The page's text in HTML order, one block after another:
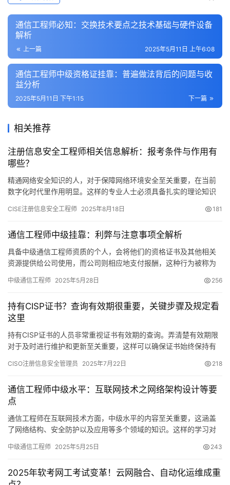
通信工程师必知：交换技术要点之技术基础与硬件设备
解析
上一篇 2025年5月11日 上午6:08
通信工程师中级资格证挂靠：普遍做法背后的问题与收
益分析
下一篇
2025年5月11日 下午1:15
相关推荐
注册信息安全工程师相关信息解析：报考条件与作用有
哪些？
精通网络安全知识的人，对于保障网络环境安全至关重要，在当前
数字化时代里作用明显。这样的专业人士必须具备扎实的理论知识
CISE注册信息安全工程师 2025年8月18日 181
通信工程师中级挂靠：利弊与注意事项全解析
具备中级通信工程师资质的个人，会将他们的资格证书及其他相关
资源提供给公司使用，而公司则相应地支付报酬，这种行为被称为
中级通信工程师 2025年5月28日 256
持有CISP证书？查询有效期很重要，关键步骤及规定看
这里
持有CISP证书的人员非常重视证书有效期的查询。弄清楚有效期限
对于及时进行维护和更新至关重要，这样可以确保证书始终保持有
CISO注册信息安全管理员 2025年7月22日 218
通信工程师中级水平：互联网技术之网络架构设计等要
点
通信工程师在互联网技术方面，中级水平的内容至关重要，这涵盖
了网络结构、安全防护以及应用等多个领域的知识。这样的学习对
中级通信工程师 2025年5月25日 243
2025年软考网工考试变革！云网融合、自动化运维成重